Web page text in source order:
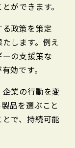
ができます。
る政策を策定
します。例え
の支援策な
効です。
業の行動を変
品を選ぶこと
で、持続可能